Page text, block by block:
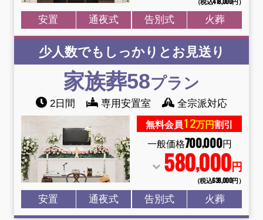
安置 通夜式 告別式 火葬
少人数でもしっかりとお見送り
家族葬58プラン
2日間 専用安置室 全宗派対応
無料会員12万円割引
一般価格700,000円
580,000円
（税込638,000円）
安置 通夜式 告別式 火葬